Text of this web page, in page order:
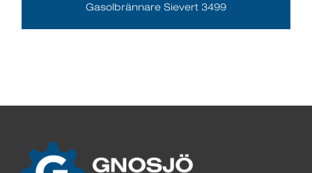
Gasolbrännare Sievert 3499